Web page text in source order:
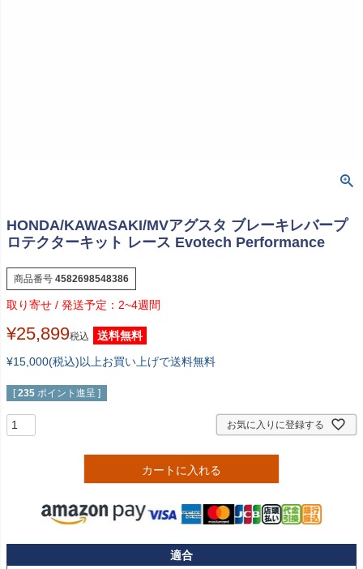
HONDA/KAWASAKI/MVアグスタ ブレーキレバープ
ロテクターキット レース Evotech Performance
商品番号 4582698548386
2~4週間
¥25,899税込
送料無料
¥15,000(税込)以上お買い上げで送料無料
[ 235 ポイント進呈 ]
お気に入りに登録する
カートに入れる
適合